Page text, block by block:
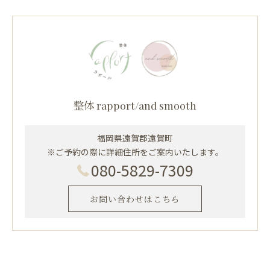
整体 rapport/and smooth
福岡県遠賀郡遠賀町
※ご予約の際に詳細住所をご案内いたします。
080-5829-7309
お問い合わせはこちら